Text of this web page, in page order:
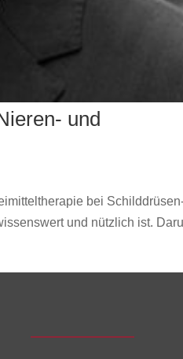
und
bei
und nützlich ist.